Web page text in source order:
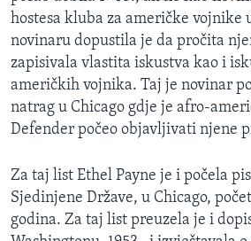
hostesa kluba za američke vojnike
novinaru dopustila je da pročita
zapisivala vlastita iskustva kao i
američkih vojnika. Taj je novinar
natrag u Chicago gdje je afro-
Defender počeo objavljivati njene
Za taj list Ethel Payne je i počela
Sjedinjene Države, u Chicago,
godina. Za taj list preuzela je i